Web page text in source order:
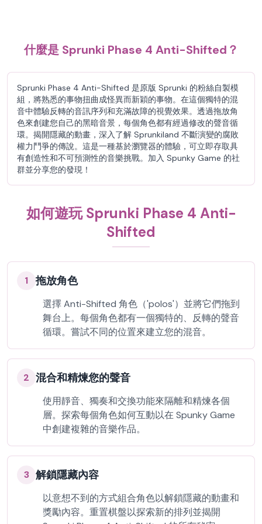
什麼是 Sprunki Phase 4 Anti-Shifted？
Sprunki Phase 4 Anti-Shifted 是原版 Sprunki 的粉絲自製模
組，將熟悉的事物扭曲成怪異而新穎的事物。在這個獨特的混
音中體驗反轉的音訊序列和充滿故障的視覺效果。透過拖放角
色來創建您自己的黑暗音景，每個角色都有經過修改的聲音循
環。揭開隱藏的動畫，深入了解 Sprunkiland 不斷演變的腐敗
權力鬥爭的傳說。這是一種基於瀏覽器的體驗，可立即存取具
有創造性和不可預測性的音樂挑戰。加入 Spunky Game 的社
群並分享您的發現！
如何遊玩 Sprunki Phase 4 Anti-
Shifted
1 拖放角色
選擇 Anti-Shifted 角色（'polos'）並將它們拖到
舞台上。每個角色都有一個獨特的、反轉的聲音
循環。嘗試不同的位置來建立您的混音。
2 混合和精煉您的聲音
使用靜音、獨奏和交換功能來隔離和精煉各個
層。探索每個角色如何互動以在 Spunky Game
中創建複雜的音樂作品。
3 解鎖隱藏內容
以意想不到的方式組合角色以解鎖隱藏的動畫和
獎勵內容。重置棋盤以探索新的排列並揭開